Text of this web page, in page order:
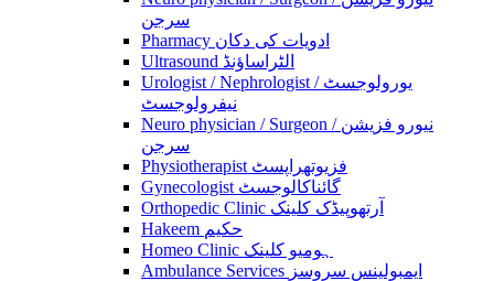
سرجن
Pharmacy ادویات کی دکان
Ultrasound الٹراساؤنڈ
Urologist / Nephrologist یورولوجسٹ /
نیفرولوجسٹ
Neuro physician / Surgeon نیورو فزیشن /
سرجن
Physiotherapist فزیوتھراپسٹ
Gynecologist گائناکالوجسٹ
Orthopedic Clinic آرتھوپیڈک کلینک
Hakeem حکیم
Homeo Clinic ہومیو کلینک
Ambulance Services ایمبولینس سروسز